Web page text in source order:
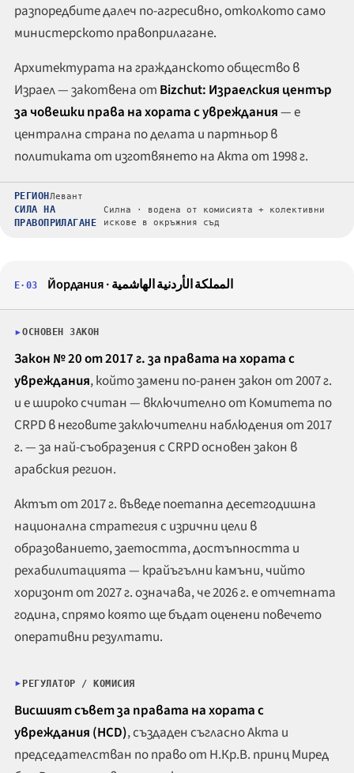
разпоредбите далеч по-агресивно, отколкото само
министерското правоприлагане.
Архитектурата на гражданското общество в
Израел — закотвена от Bizchut: Израелския център
за човешки права на хората с увреждания— е
централна страна по делата и партньор в
политиката от изготвянето на Акта от 1998 г.
РЕГИОН Левант
СИЛА НА
ПРАВОПРИЛАГАНЕ
Силна · водена от комисията + колективни
искове в окръжния съд
E·03 Йордания ·المملكة الأردنية الهاشمية
ОСНОВЕН ЗАКОН
Закон № 20 от 2017 г. за правата на хората с
увреждания, който замени по-ранен закон от 2007 г.
и е широко считан — включително от Комитета по
CRPD в неговите заключителни наблюдения от 2017
г. — за най-съобразения с CRPD основен закон в
арабския регион.
Актът от 2017 г. въведе поетапна десетгодишна
национална стратегия с изрични цели в
образованието, заетостта, достъпността и
рехабилитацията — крайъгълни камъни, чийто
хоризонт от 2027 г. означава, че 2026 г. е отчетната
година, спрямо която ще бъдат оценени повечето
оперативни резултати.
РЕГУЛАТОР / КОМИСИЯ
Висшият съвет за правата на хората с
увреждания (HCD), създаден съгласно Акта и
председателстван по право от Н.Кр.В. принц Миред